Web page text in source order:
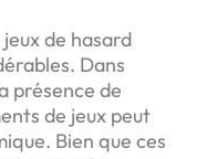
de hasard
Dans
présence de
de jeux peut
Bien que ces